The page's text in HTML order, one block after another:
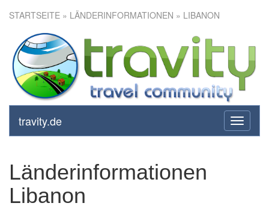
STARTSEITE » LÄNDERINFORMATIONEN » LIBANON
toggle
travity.de
Länderinformationen
Libanon